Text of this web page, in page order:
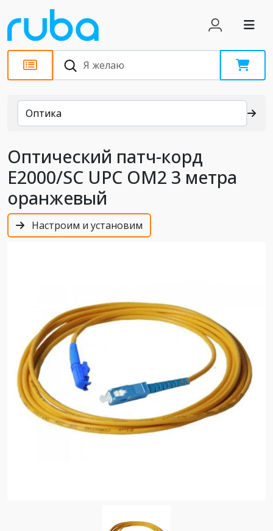
Каталог
Оптика
Оптический патч-корд
E2000/SC UPC OM2 3 метра
оранжевый
Настроим и установим